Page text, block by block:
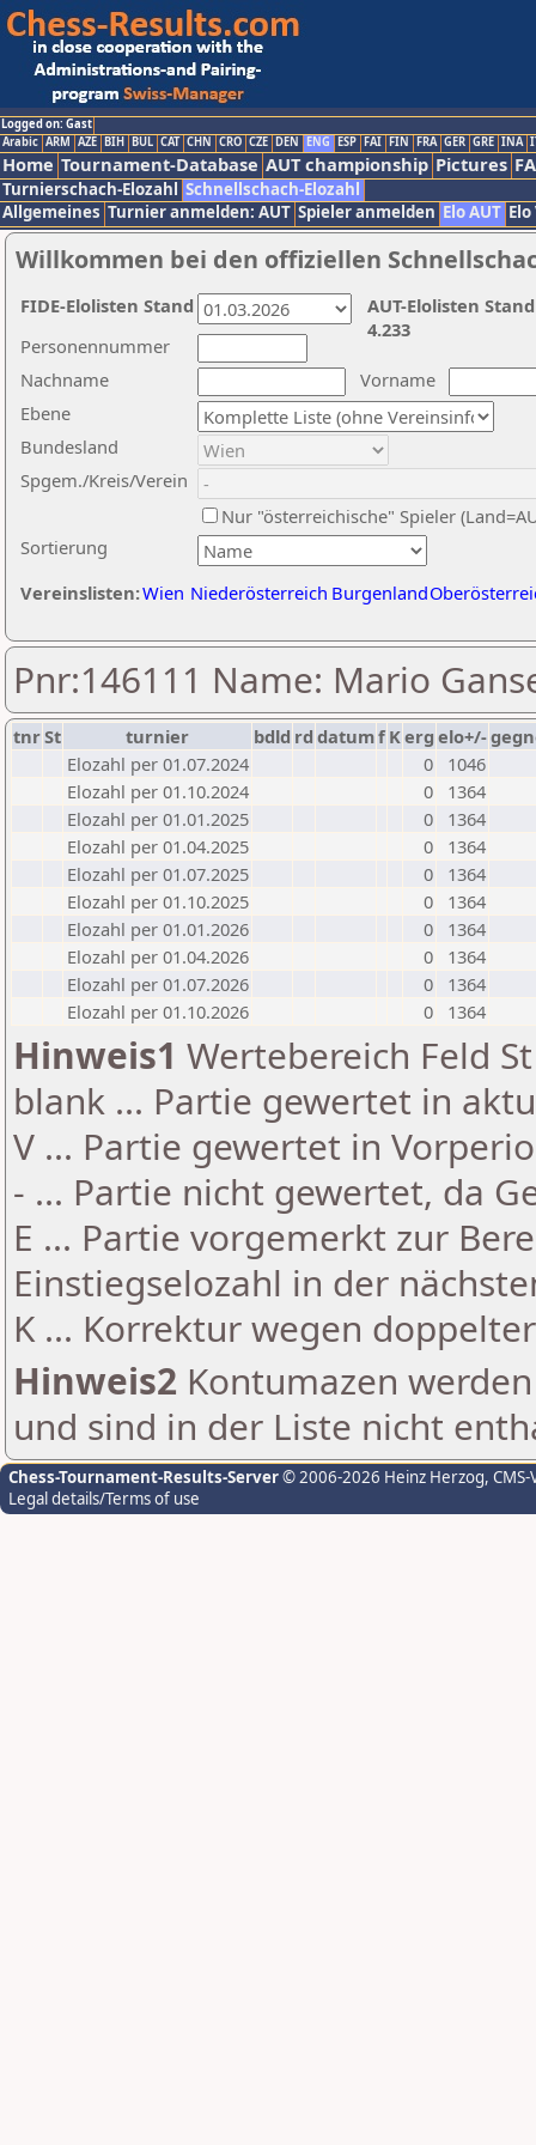
Logged on: Gast
Arabic ARM AZE BIH BUL CAT CHN CRO CZE DEN ENG ESP FAI FIN FRA GER GRE INA
Home Tournament-Database AUT championship Pictures
Turnierschach-Elozahl Schnellschach-Elozahl
Allgemeines Turnier anmelden: AUT Spieler anmelden Elo AUT
Willkommen bei den offiziellen
Nachname
Vorname
Ebene
Sortierung
Personennummer
Bundesland
Spgem./Kreis/Verein
Nur "österreichische" Spieler
Vereinslisten:Wien Niederösterreich Burgenland
AUT-Elolisten
4.233
FIDE-Elolisten Stand
Pnr:146111 Name: Mario
tnrSt turnier bdld rd datumf Kerg elo+/-
Elozahl per 01.07.2024
0
1046
Elozahl per 01.10.2024
0
1364
Elozahl per 01.01.2025
0
1364
Elozahl per 01.04.2025
0
1364
Elozahl per 01.07.2025
0
1364
Elozahl per 01.10.2025
0
1364
Elozahl per 01.01.2026
0
1364
Elozahl per 01.04.2026
0
1364
Elozahl per 01.07.2026
0
1364
Elozahl per 01.10.2026
0 1364
Hinweis1 Wertebereich Feld
blank ... Partie gewertet in
V ... Partie gewertet in
- ... Partie nicht gewertet, da
E ... Partie vorgemerkt zur
Einstiegselozahl in der
K ... Korrektur wegen
Hinweis2 Kontumazen
und sind in der Liste nicht
Chess-Tournament-Results-Server© 2006-2026 Heinz Herzog,
Legal details/Terms of use